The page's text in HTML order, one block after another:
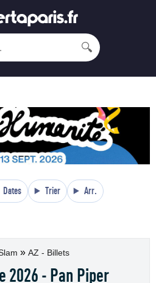
🔍
Dates Trier Arr.
» AZ - Billets
2026 - Pan Piper